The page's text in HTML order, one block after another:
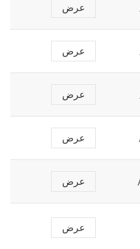
عرض
عرض
عرض
عرض
عرض
عرض